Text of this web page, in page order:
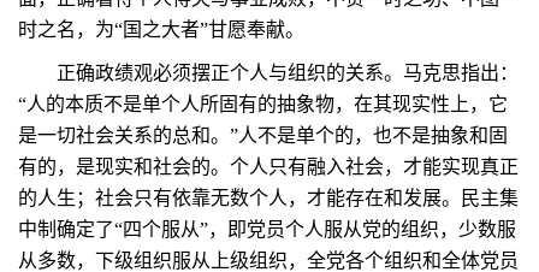
时之名，为“国之大者”甘愿奉献。
正确政绩观必须摆正个人与组织的关系。马克思指出：
“人的本质不是单个人所固有的抽象物，在其现实性上，它
是一切社会关系的总和。”人不是单个的，也不是抽象和固
有的，是现实和社会的。个人只有融入社会，才能实现真正
的人生；社会只有依靠无数个人，才能存在和发展。民主集
中制确定了“四个服从”，即党员个人服从党的组织，少数服
从多数，下级组织服从上级组织，全党各个组织和全体党员